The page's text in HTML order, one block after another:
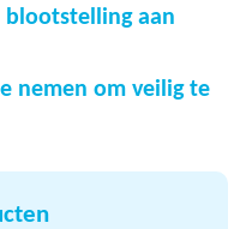
blootstelling aan
nemen om veilig te